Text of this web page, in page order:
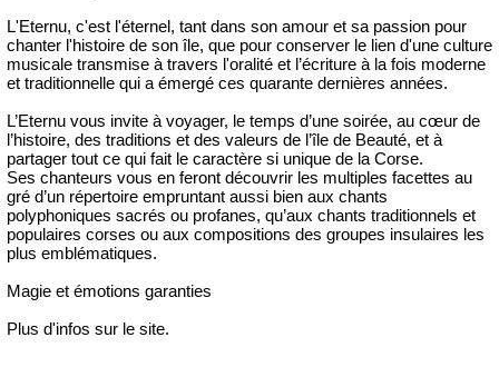
L'Eternu, c'est l'éternel, tant dans son amour et sa passion pour
chanter l'histoire de son île, que pour conserver le lien d'une culture
musicale transmise à travers l'oralité et l’écriture à la fois moderne
et traditionnelle qui a émergé ces quarante dernières années.
L’Eternu vous invite à voyager, le temps d’une soirée, au cœur de
l’histoire, des traditions et des valeurs de l’île de Beauté, et à
partager tout ce qui fait le caractère si unique de la Corse.
Ses chanteurs vous en feront découvrir les multiples facettes au
gré d’un répertoire empruntant aussi bien aux chants
polyphoniques sacrés ou profanes, qu’aux chants traditionnels et
populaires corses ou aux compositions des groupes insulaires les
plus emblématiques.
Magie et émotions garanties
Plus d'infos sur le site.